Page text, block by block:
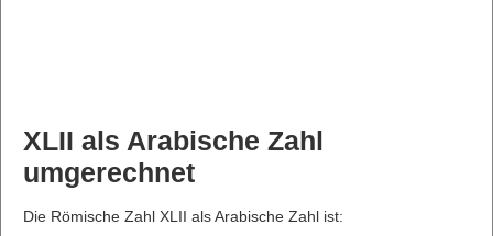
XLII als Arabische Zahl
umgerechnet
Die Römische Zahl XLII als Arabische Zahl ist: